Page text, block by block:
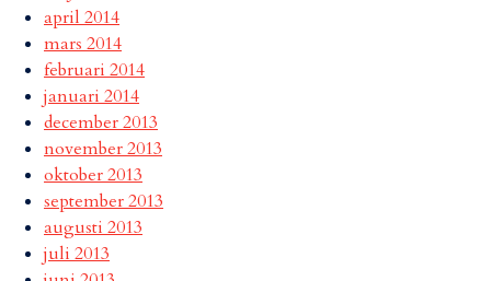
april 2014
mars 2014
februari 2014
januari 2014
december 2013
november 2013
oktober 2013
september 2013
augusti 2013
juli 2013